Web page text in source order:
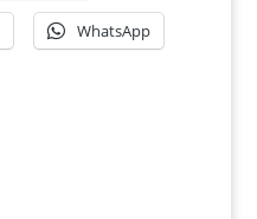
WhatsApp